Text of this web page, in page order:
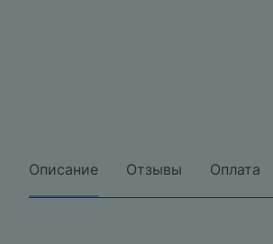
Описание Отзывы Оплата